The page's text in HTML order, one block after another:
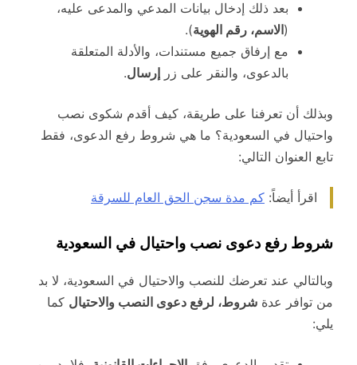
بعد ذلك إدخال بيانات المدعي والمدعى عليه،
(الاسم، رقم الهوية).
مع إرفاق جميع مستندات، والأدلة المتعلقة
بالدعوى، والنقر على زر إرسال.
وبذلك أن تعرفنا على طريقة، كيف أقدم شكوى نصب
واحتيال في السعودية؟ ما هي شروط رفع الدعوى، فقط
تابع العنوان التالي:
اقرأ أيضاً: كم مدة سجن الحق العام للسرقة
شروط رفع دعوى نصب واحتيال في السعودية
وبالتالي عند تعرضك للنصب والاحتيال في السعودية، لا بد
من توافر عدة شروط، لرفع دعوى النصب والاحتيال كما
يلي: